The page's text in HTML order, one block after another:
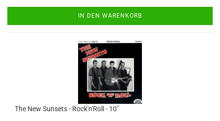
IN DEN WARENKORB
The New Sunsets - Rock'n'Roll - 10"